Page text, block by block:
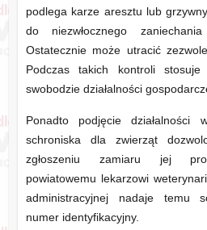
podlega karze aresztu lub
do niezwłocznego
Ostatecznie może utracić
Podczas takich kontroli
swobodzie działalności
Ponadto podjęcie działalności
schroniska dla zwierząt
zgłoszeniu zamiaru jej
powiatowemu lekarzowi
administracyjnej nadaje temu
numer identyfikacyjny.